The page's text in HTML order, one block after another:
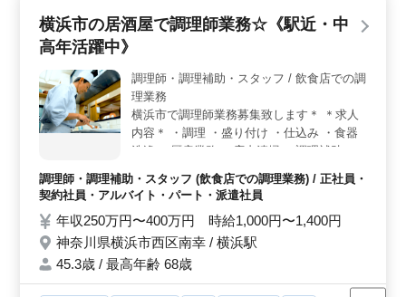
層が活躍中＞ 50代、60代の採用実績ありで、年齢を問
わず活躍できる環境です。シニア世代のスタッフも働い
横浜市の居酒屋で調理師業務☆《駅近・中
高年活躍中》
調理師・調理補助・スタッフ / 飲食店での調
理業務
横浜市で調理師業務募集致します＊ ＊求人
内容＊ ・調理 ・盛り付け ・仕込み ・食器
洗浄 ・厨房業務 ・店内清掃 ・調理補助 備
考 ・週休2日制 ・社会保険完備 ・勤務時間
応相談 ・50代、60代の採用実績あり まずお
気軽にお問い合わせください！
調理師・調理補助・スタッフ (飲食店での調理業務) / 正社員・
契約社員・アルバイト・パート・派遣社員
年収250万円〜400万円 時給1,000円〜1,400円
神奈川県横浜市西区南幸 / 横浜駅
45.3歳 / 最高年齢 68歳